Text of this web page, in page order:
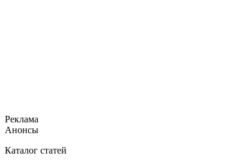
Реклама
Анонсы
Каталог статей